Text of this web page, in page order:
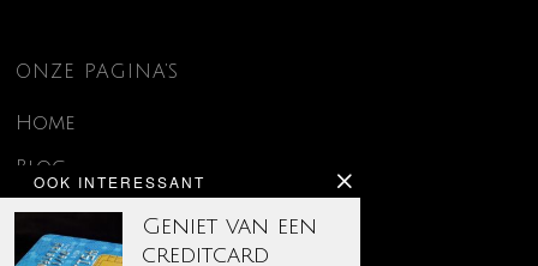
OOK INTERESSANT
Geniet van een
creditcard
ONZE PAGINA’S
Home
Blog
Contact
Disclaimer